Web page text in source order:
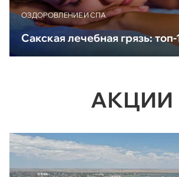
ОЗДОРОВЛЕНИЕ И СПА
Сакская лечебная грязь:
АКЦИИ